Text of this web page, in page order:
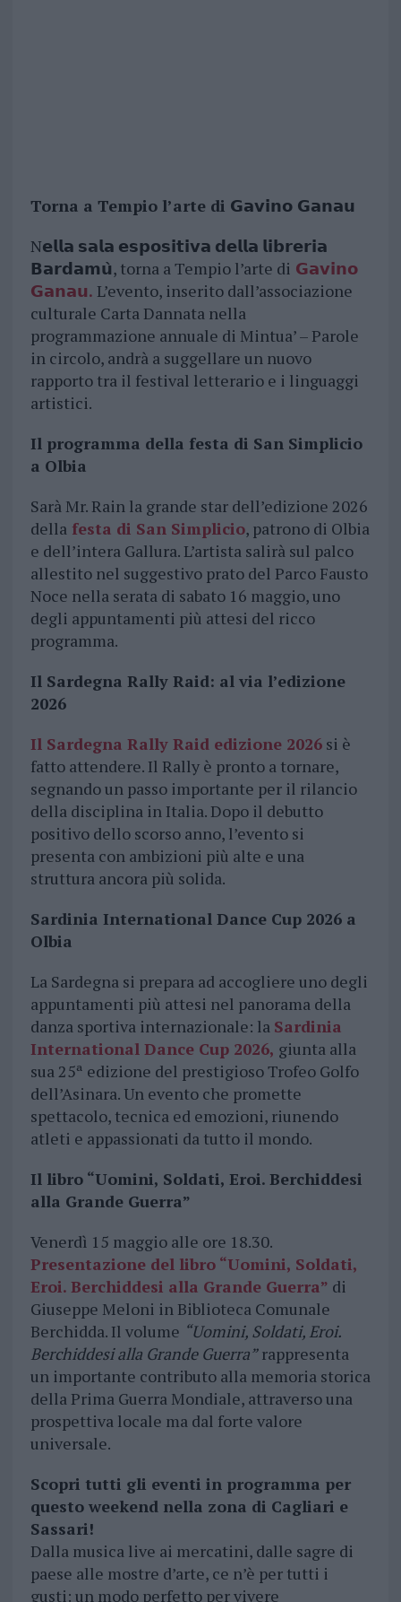
Torna a Tempio l’arte di 𝗚𝗮𝘃𝗶𝗻𝗼 𝗚𝗮𝗻𝗮𝘂
N𝗲𝗹𝗹𝗮 𝘀𝗮𝗹𝗮 𝗲𝘀𝗽𝗼𝘀𝗶𝘁𝗶𝘃𝗮 𝗱𝗲𝗹𝗹𝗮 𝗹𝗶𝗯𝗿𝗲𝗿𝗶𝗮
𝗕𝗮𝗿𝗱𝗮𝗺𝘂̀, torna a Tempio l’arte di 𝗚𝗮𝘃𝗶𝗻𝗼
𝗚𝗮𝗻𝗮𝘂. L’evento, inserito dall’associazione
culturale Carta Dannata nella
programmazione annuale di Mintua’ – Parole
in circolo, andrà a suggellare un nuovo
rapporto tra il festival letterario e i linguaggi
artistici.
Il programma della festa di San Simplicio
a Olbia
Sarà Mr. Rain la grande star dell’edizione 2026
dellafesta di San Simplicio, patrono di Olbia
e dell’intera Gallura. L’artista salirà sul palco
allestito nel suggestivo prato del Parco Fausto
Noce nella serata di sabato 16 maggio, uno
degli appuntamenti più attesi del ricco
programma.
Il Sardegna Rally Raid: al via l’edizione
2026
Il Sardegna Rally Raid edizione 2026si è
fatto attendere. Il Rally è pronto a tornare,
segnando un passo importante per il rilancio
della disciplina in Italia. Dopo il debutto
positivo dello scorso anno, l’evento si
presenta con ambizioni più alte e una
struttura ancora più solida.
Sardinia International Dance Cup 2026 a
Olbia
La Sardegna si prepara ad accogliere uno degli
appuntamenti più attesi nel panorama della
danza sportiva internazionale: la Sardinia
International Dance Cup 2026, giunta alla
sua 25ª edizione del prestigioso Trofeo Golfo
dell’Asinara. Un evento che promette
spettacolo, tecnica ed emozioni, riunendo
atleti e appassionati da tutto il mondo.
Il libro “Uomini, Soldati, Eroi. Berchiddesi
alla Grande Guerra”
Venerdì 15 maggio alle ore 18.30.
Presentazione del libro “Uomini, Soldati,
Eroi. Berchiddesi alla Grande Guerra” di
Giuseppe Meloni in Biblioteca Comunale
Berchidda. Il volume “Uomini, Soldati, Eroi.
Berchiddesi alla Grande Guerra”rappresenta
un importante contributo alla memoria storica
della Prima Guerra Mondiale, attraverso una
prospettiva locale ma dal forte valore
universale.
Scopri tutti gli eventi in programma per
questo weekend nella zona di Cagliari e
Sassari!
Dalla musica live ai mercatini, dalle sagre di
paese alle mostre d’arte, ce n’è per tutti i
gusti: un modo perfetto per vivere